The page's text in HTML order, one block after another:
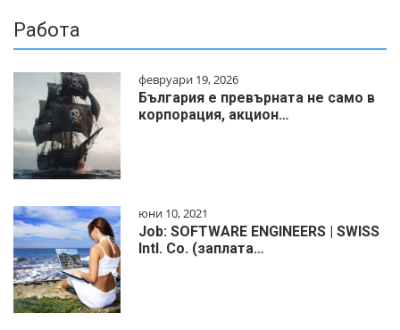
Работа
февруари 19, 2026
България е превърната не само в
корпорация, акцион…
юни 10, 2021
Job: SOFTWARE ENGINEERS | SWISS
Intl. Co. (заплата…